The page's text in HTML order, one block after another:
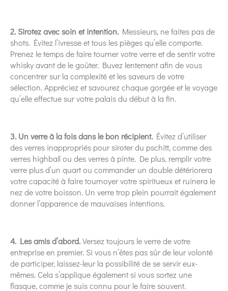
2. Sirotez avec soin et intention. Messieurs, ne faites pas de
shots. Évitez l’ivresse et tous les pièges qu’elle comporte.
Prenez le temps de faire tourner votre verre et de sentir votre
whisky avant de le goûter. Buvez lentement afin de vous
concentrer sur la complexité et les saveurs de votre
sélection. Appréciez et savourez chaque gorgée et le voyage
qu’elle effectue sur votre palais du début à la fin.
3. Un verre à la fois dans le bon récipient. Évitez d’utiliser
des verres inappropriés pour siroter du pschitt, comme des
verres highball ou des verres à pinte. De plus, remplir votre
verre plus d’un quart ou commander un double détériorera
votre capacité à faire tournoyer votre spiritueux et ruinera le
nez de votre boisson. Un verre trop plein pourrait également
donner l’apparence de mauvaises intentions.
4. Les amis d’abord.Versez toujours le verre de votre
entreprise en premier. Si vous n’êtes pas sûr de leur volonté
de participer, laissez-leur la possibilité de se servir eux-
mêmes. Cela s’applique également si vous sortez une
flasque, comme je suis connu pour le faire souvent.